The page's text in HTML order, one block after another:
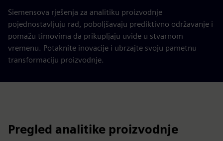
Siemensova rješenja za analitiku proizvodnje
pojednostavljuju rad, poboljšavaju prediktivno održavanje i
pomažu timovima da prikupljaju uvide u stvarnom
vremenu. Potaknite inovacije i ubrzajte svoju pametnu
transformaciju proizvodnje.
Pregled analitike proizvodnje